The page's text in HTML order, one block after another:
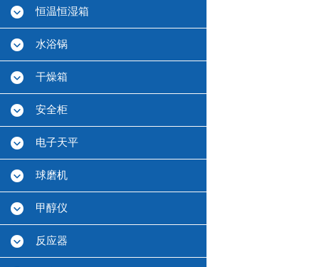
恒温恒湿箱
水浴锅
干燥箱
安全柜
电子天平
球磨机
甲醇仪
反应器